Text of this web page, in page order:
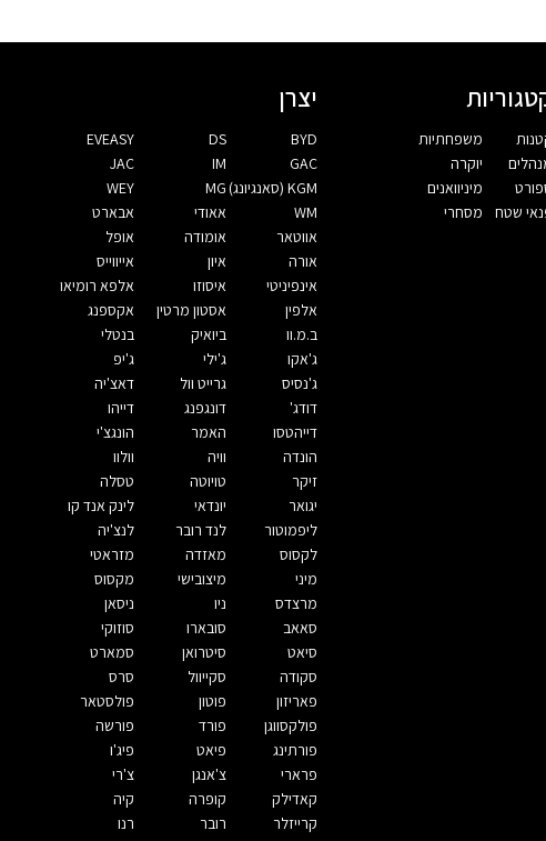
שטח
משפחתיות
יוקרה
מיניוואנים
מסחרי
יצרן
BYD
DS
EVEASY
GAC
IM
JAC
KGM (סאנגיונג)
MG
WEY
WM
אאודי
אבארט
אווטאר
אומודה
אופל
אורה
איון
אייווייס
אינפיניטי
איסוזו
אלפא רומיאו
אלפין
אסטון מרטין
אקספנג
ב.מ.וו
ביואיק
בנטלי
ג'אקו
ג'ילי
ג'יפ
ג'נסיס
גרייט וול
דאצ'יה
דודג'
דונגפנג
דייהו
דייהטסו
האמר
הונגצ'י
הונדה
וויה
וולוו
זיקר
טויוטה
טסלה
יגואר
יונדאי
לינק אנד קו
ליפמוטור
לנד רובר
לנצ'יה
לקסוס
מאזדה
מזראטי
מיני
מיצובישי
מקסוס
מרצדס
ניו
ניסאן
סאאב
סובארו
סוזוקי
סיאט
סיטרואן
סמארט
סקודה
סקייוול
סרס
פאריזון
פוטון
פולסטאר
פולקסווגן
פורד
פורשה
פורתינג
פיאט
פיג'ו
פרארי
צ'אנגן
צ'רי
קאדילק
קופרה
קיה
קרייזלר
רובר
רנו